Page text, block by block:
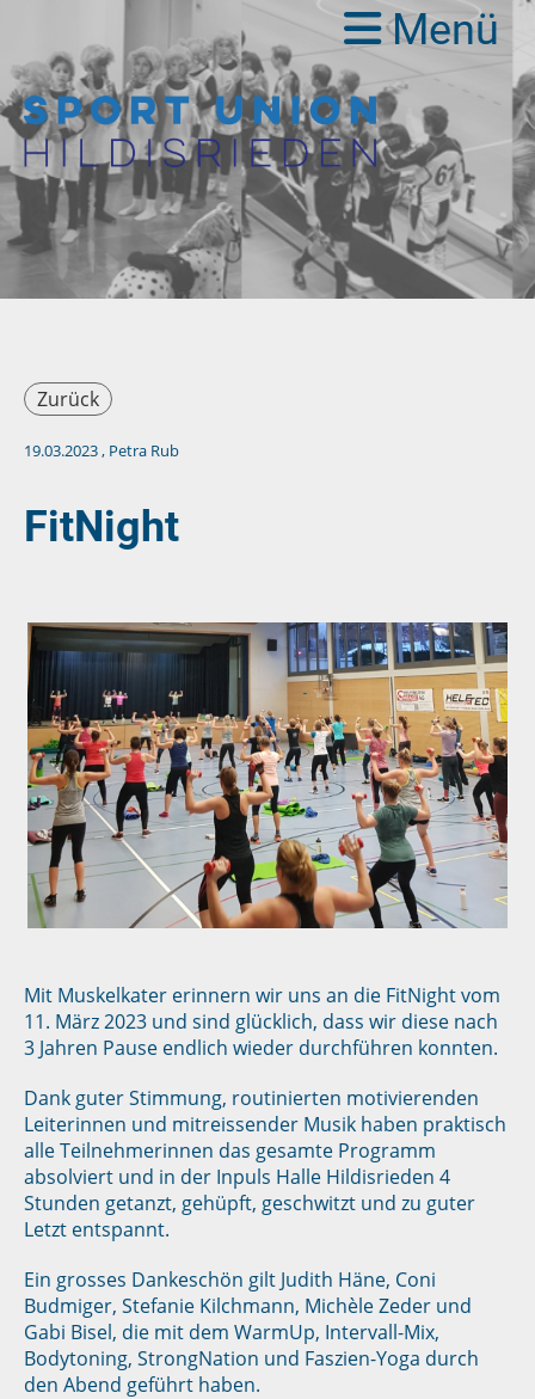
Menü
Zurück
19.03.2023, Petra Rub
FitNight
Mit Muskelkater erinnern wir uns an die FitNight vom
11. März 2023 und sind glücklich, dass wir diese nach
3 Jahren Pause endlich wieder durchführen konnten.
Dank guter Stimmung, routinierten motivierenden
Leiterinnen und mitreissender Musik haben praktisch
alle Teilnehmerinnen das gesamte Programm
absolviert und in der Inpuls Halle Hildisrieden 4
Stunden getanzt, gehüpft, geschwitzt und zu guter
Letzt entspannt.
Ein grosses Dankeschön gilt Judith Häne, Coni
Budmiger, Stefanie Kilchmann, Michèle Zeder und
Gabi Bisel, die mit dem WarmUp, Intervall-Mix,
Bodytoning, StrongNation und Faszien-Yoga durch
den Abend geführt haben.